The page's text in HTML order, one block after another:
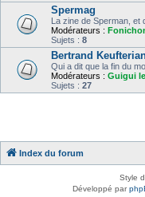
Spermag
La zine de Sperman, et
Modérateurs :
Sujets : 8
Bertrand
Qui a dit que la fin du
Modérateurs : Guigui
Sujets : 27
Index du forum
Style
Développé par